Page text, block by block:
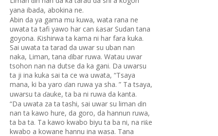
yana ibada, abokina ne.
Abin da ya gama mu kuwa, wata rana ne
uwata ta tafi yawo har can ƙasar Sudan tana
goyona. Ƙishirwa ta kama ni har fara kuka.
Sai uwata ta tarad da uwar su uban nan
naka, Liman, tana ɗibar ruwa. Watau uwar
tsohon nan na dutse da ka gani. Da uwarsu
ta ji ina kuka sai ta ce wa uwata, “Tsaya
mana, ki ba yaro ɗan ruwa ya sha. ” Ta tsaya,
uwarsu ta ɗauke, ta ba ni ruwa da kanta.
“Da uwata za ta tashi, sai uwar su liman ɗin
nan ta kawo hure, da goro, da hannun ruwa,
ta ba ta. Ta kawo kwabo biyu ta ba ni, na riƙe
kwabo a kowane hannu ina wasa. Tana